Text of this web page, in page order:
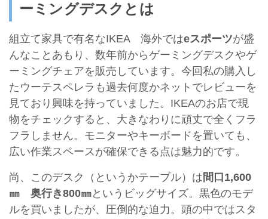
ーミングデスクとは
組立て家具で有名なIKEA 海外ではeスポーツが盛
んなことあもり、数年前からゲーミングデスクやゲ
ーミングチェアを販売しています。今回私の購入し
たウーテスペレラも過去何度かネットでレビューを
見ており興味を持っていました。IKEAのお店で現
物をチェックすると、大きなわりに頑丈で全くフラ
フラしません。モニターやキーボードを置いても、
広い作業スペースが確保できる点は魅力的です。
尚、このデスク（というかテーブル）は 間口1,600
㎜ 奥行き800㎜というビッグサイズ。黒色のモデ
ルを買いましたが、圧倒的な迫力。頭の中ではスタ